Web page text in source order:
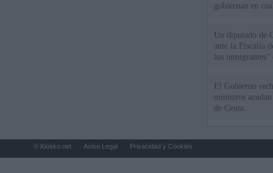
gobiernan en
Un diputado de
ante la Fiscalía
los inmigrantes”
El Gobierno
ministros
de Ceuta
© Kiosko.net Aviso Legal Privacidad y Cookies